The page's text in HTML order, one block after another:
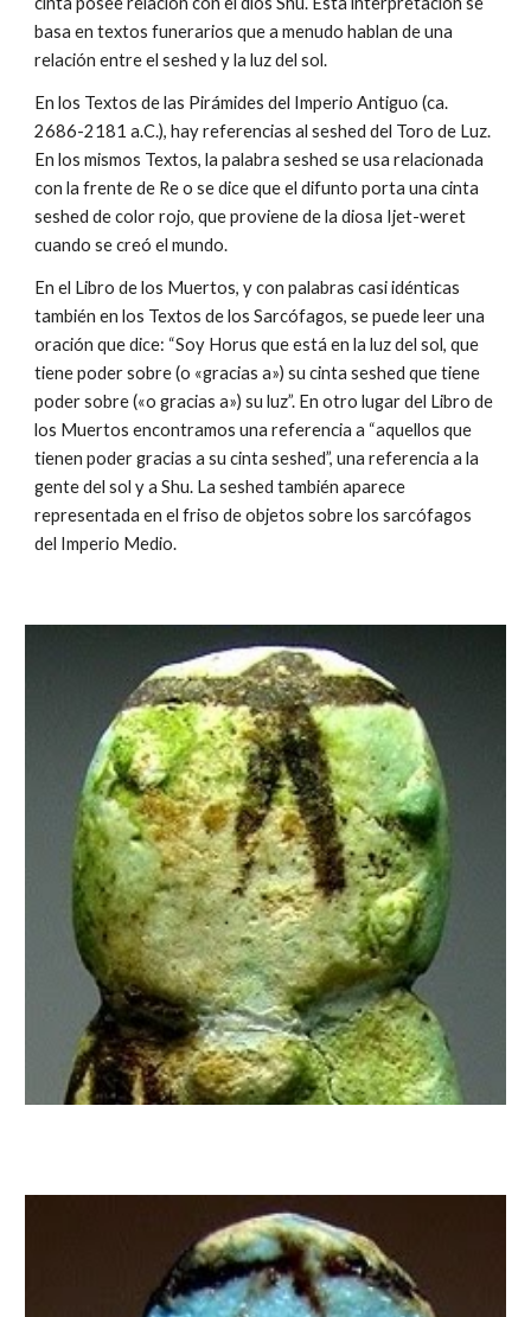
basa en textos funerarios que a menudo hablan de una
relación entre el seshed y la luz del sol.
En los Textos de las Pirámides del Imperio Antiguo (ca.
2686-2181 a.C.), hay referencias al seshed del Toro de Luz.
En los mismos Textos, la palabra seshed se usa relacionada
con la frente de Re o se dice que el difunto porta una cinta
seshed de color rojo, que proviene de la diosa Ijet-weret
cuando se creó el mundo.
En el Libro de los Muertos, y con palabras casi idénticas
también en los Textos de los Sarcófagos, se puede leer una
oración que dice: “Soy Horus que está en la luz del sol, que
tiene poder sobre (o «gracias a») su cinta seshed que tiene
poder sobre («o gracias a») su luz”. En otro lugar del Libro de
los Muertos encontramos una referencia a “aquellos que
tienen poder gracias a su cinta seshed”, una referencia a la
gente del sol y a Shu. La seshed también aparece
representada en el friso de objetos sobre los sarcófagos
del Imperio Medio.